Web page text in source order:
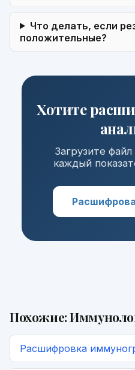
Что делать, если
положительные?
Хотите
Загрузите
каждый
Похожие:
Расшифровка